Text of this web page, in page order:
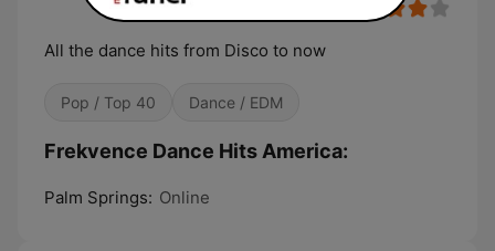
All the dance hits from Disco to now
Pop / Top 40 Dance / EDM
Frekvence Dance Hits America:
Palm Springs: Online